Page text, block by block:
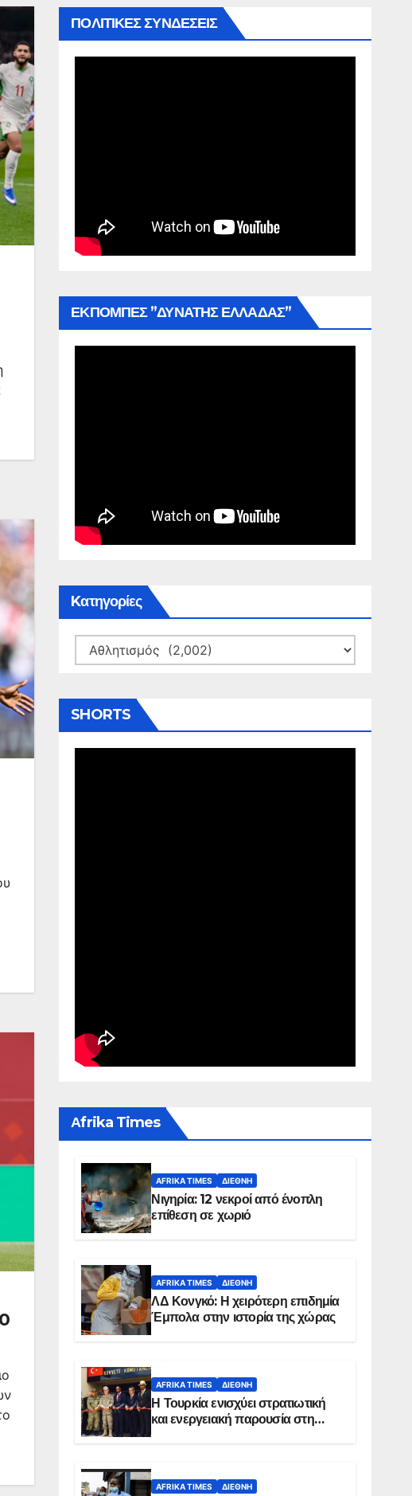
ΠΟΛΙΤΙΚΕΣ ΣΥΝΔΕΣΕΙΣ
ΕΚΠΟΜΠΕΣ ”ΔΥΝΑΤΗΣ ΕΛΛΑΔΑΣ”
Kατηγορίες
Kατηγορίες
SHORTS
Αfrika Times
AFRIKA TIMES ΔΙΕΘΝΉ
Νιγηρία: 12 νεκροί από ένοπλη
επίθεση σε χωριό
AFRIKA TIMES ΔΙΕΘΝΉ
ΛΔ Κονγκό: Η χειρότερη επιδημία
Έμπολα στην ιστορία της χώρας
AFRIKA TIMES ΔΙΕΘΝΉ
Η Τουρκία ενισχύει στρατιωτική
και ενεργειακή παρουσία στη
AFRIKA TIMES ΔΙΕΘΝΉ